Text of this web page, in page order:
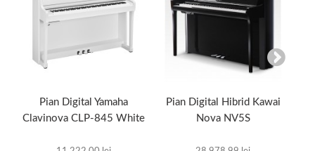
Pian Digital Yamaha
Clavinova CLP-845 White
Pian Digital Hibrid Kawai
Nova NV5S